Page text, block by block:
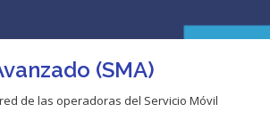
(SMA)
de las operadoras del Servicio Móvil